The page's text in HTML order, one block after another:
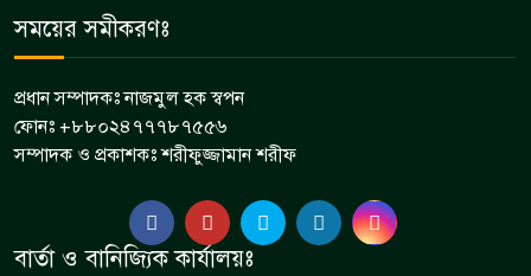
ইউনিয়নের মাসিক সভা অনুষ্ঠিত
হলেন মশিউর রহমান
৭
দামুড়হুদায় বিভিন্ন মামলার ৫ আসামি
গ্রেপ্তার
৮
সময়ের সমীকরণঃ
প্রধান সম্পাদকঃ নাজমুল হক স্বপন
ফোনঃ +৮৮০২৪৭৭৭৮৭৫৫৬
সম্পাদক ও প্রকাশকঃ শরীফুজ্জামান শরীফ
বার্তা ও বানিজ্যিক কার্যালয়ঃ